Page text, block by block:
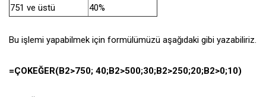
751 ve üstü
40%
Bu işlemi yapabilmek için formülümüzü aşağıdaki gibi yazabiliriz.
=ÇOKEĞER(B2>750; 40;B2>500;30;B2>250;20;B2>0;10)